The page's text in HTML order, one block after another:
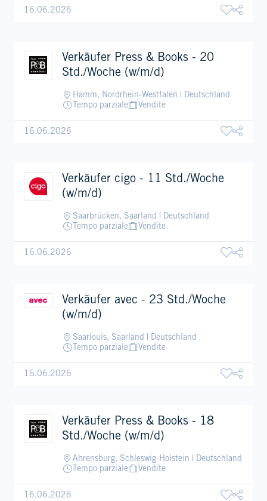
16.06.2026
Verkäufer Press & Books - 20
Std./Woche (w/m/d)
Hamm, Nordrhein-Westfalen | Deutschland
Tempo parziale
Vendite
16.06.2026
Verkäufer cigo - 11 Std./Woche
(w/m/d)
Saarbrücken, Saarland | Deutschland
Tempo parziale
Vendite
16.06.2026
Verkäufer avec - 23 Std./Woche
(w/m/d)
Saarlouis, Saarland | Deutschland
Tempo parziale
Vendite
16.06.2026
Verkäufer Press & Books - 18
Std./Woche (w/m/d)
Ahrensburg, Schleswig-Holstein | Deutschland
Tempo parziale
Vendite
16.06.2026